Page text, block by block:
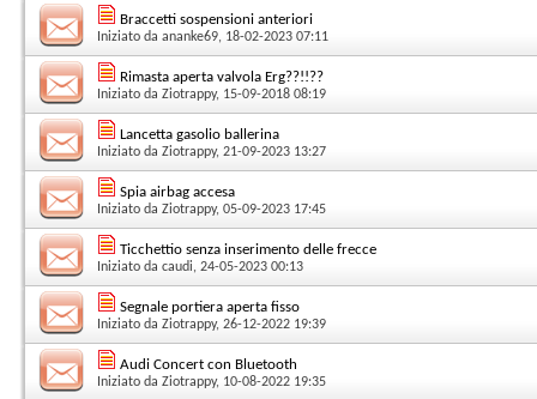
Braccetti sospensioni anteriori
Iniziato da ananke69, 18-02-2023 07:11
Rimasta aperta valvola Erg??!!??
Iniziato da Ziotrappy, 15-09-2018 08:19
Lancetta gasolio ballerina
Iniziato da Ziotrappy, 21-09-2023 13:27
Spia airbag accesa
Iniziato da Ziotrappy, 05-09-2023 17:45
Ticchettio senza inserimento delle frecce
Iniziato da caudi, 24-05-2023 00:13
Segnale portiera aperta fisso
Iniziato da Ziotrappy, 26-12-2022 19:39
Audi Concert con Bluetooth
Iniziato da Ziotrappy, 10-08-2022 19:35